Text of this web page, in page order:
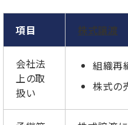
項目 株式譲渡
会社法
上の取
扱い
組織再
株式の